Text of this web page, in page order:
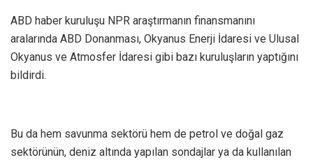
ABD haber kuruluşu NPR araştırmanın finansmanını
aralarında ABD Donanması, Okyanus Enerji İdaresi ve Ulusal
Okyanus ve Atmosfer İdaresi gibi bazı kuruluşların yaptığını
bildirdi.
Bu da hem savunma sektörü hem de petrol ve doğal gaz
sektörünün, deniz altında yapılan sondajlar ya da kullanılan